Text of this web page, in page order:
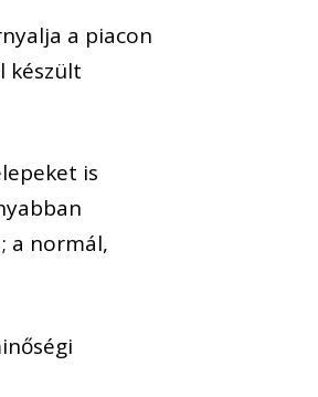
a piacon
készült
is
a normál,